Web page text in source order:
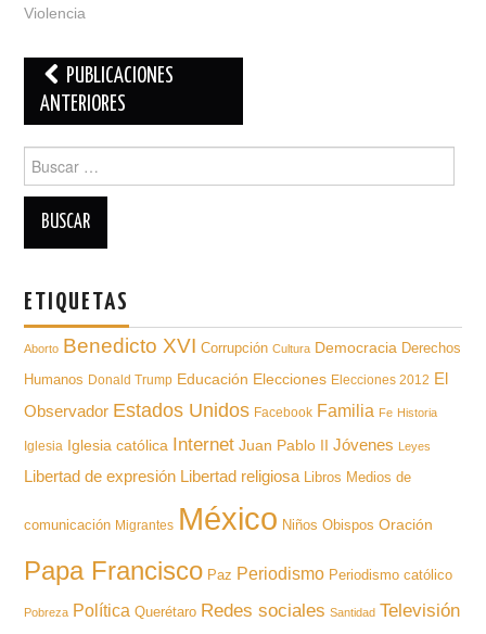
Violencia
Navegación
de
PUBLICACIONES
ANTERIORES
para:
ETIQUETAS
Aborto Benedicto XVI Corrupción Cultura Democracia Derechos
Humanos Donald Trump Educación Elecciones Elecciones 2012 El
Observador Estados Unidos Facebook Familia Fe Historia
Iglesia Iglesia católica Internet Juan Pablo II Jóvenes Leyes
Libertad de expresión Libertad religiosa Libros Medios de
comunicación Migrantes México Niños Obispos Oración
Papa Francisco Paz Periodismo Periodismo católico
Pobreza Política Querétaro Redes sociales Santidad Televisión